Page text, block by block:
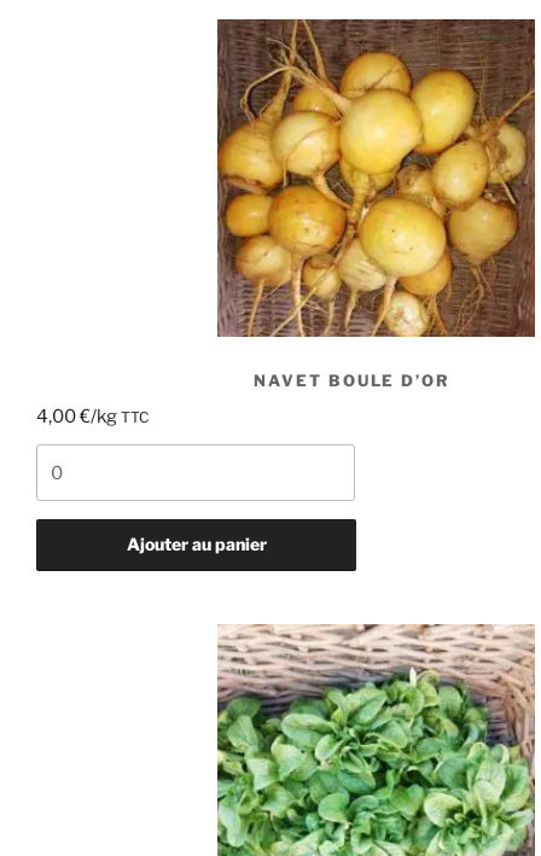
NAVET BOULE D’OR
4,00€/kg TTC
de
Navet
d'or
Ajouter au panier